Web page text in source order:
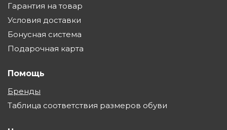
Гарантия на товар
Условия доставки
Бонусная система
Подарочная карта
Помощь
Бренды
Таблица соответствия размеров обуви